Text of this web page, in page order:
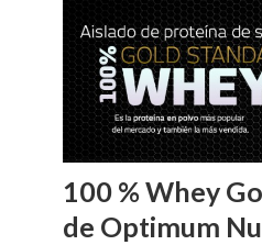
100 % Whey
de Optimum